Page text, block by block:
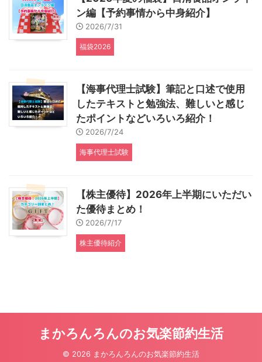
ン編【予約事情から中身紹介】
2026/7/31
福袋2026
【海事代理士試験】筆記と口述で使用
したテキストと勉強法、難しいと感じ
たポイントなどいろいろ紹介！
2026/7/24
海事代理士試験
【株主優待】2026年上半期にいただい
た優待まとめ！
2026/7/17
株主優待紹介
まかろんろんのお気楽節約生活
© 2026 まかろんろんのお気楽節約生活